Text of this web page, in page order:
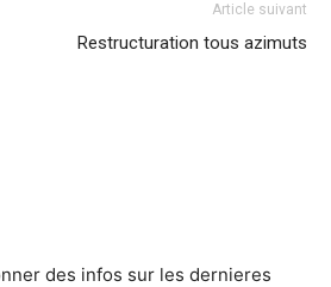
Article suivant
Restructuration tous azimuts
des infos sur les dernieres